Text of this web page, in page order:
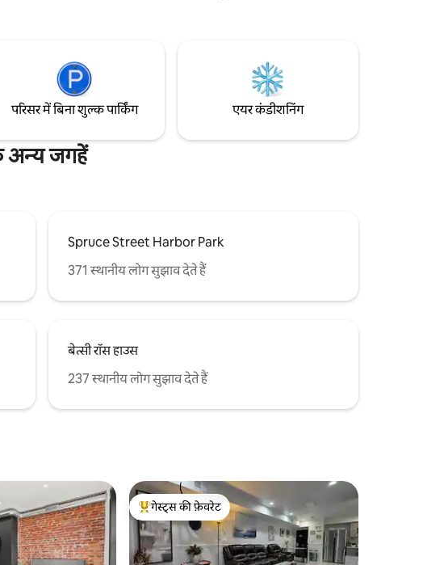
सकता है। नहीं - सीढ़ी रहित मुख्य प्रवेश द्वार।
परिसर में बिना शुल्क पार्किंग एयर कंडीशनिंग
अन्य जगहें
Spruce Street Harbor Park
371 स्थानीय लोग सुझाव देते हैं
बेत्सी रॉस हाउस
237 स्थानीय लोग सुझाव देते हैं
गेस्ट्स का टॉप फ़ेवरेट
गेस्ट्स की फ़ेवरेट